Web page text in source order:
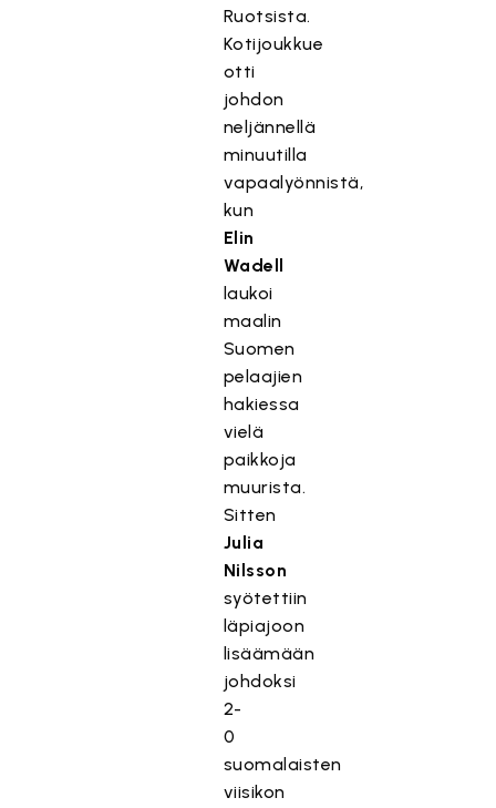
Ruotsista.
Kotijoukkue
otti
johdon
neljännellä
minuutilla
vapaalyönnistä,
kun
Elin
Wadell
laukoi
maalin
Suomen
pelaajien
hakiessa
vielä
paikkoja
muurista.
Sitten
Julia
Nilsson
syötettiin
läpiajoon
lisäämään
johdoksi
2-
0
suomalaisten
viisikon